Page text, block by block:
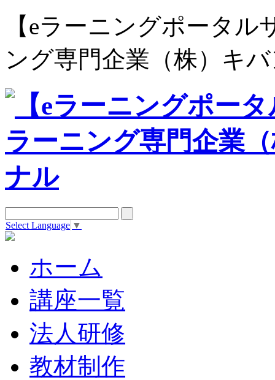
【eラーニングポータル
ング専門企業（株）キ
Select Language ▼
ホーム
講座一覧
法人研修
教材制作